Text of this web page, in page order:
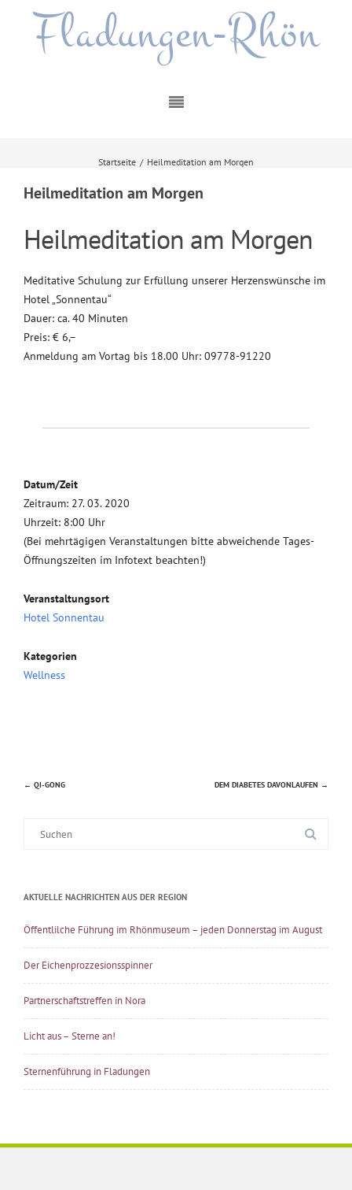
Fladungen-Rhön
Startseite / Heilmeditation am Morgen
Heilmeditation am Morgen
Heilmeditation am Morgen
Meditative Schulung zur Erfüllung unserer Herzenswünsche im
Hotel „Sonnentau“
Dauer: ca. 40 Minuten
Preis: € 6,–
Anmeldung am Vortag bis 18.00 Uhr: 09778-91220
Datum/Zeit
Zeitraum: 27. 03. 2020
Uhrzeit: 8:00 Uhr
(Bei mehrtägigen Veranstaltungen bitte abweichende Tages-
Öffnungszeiten im Infotext beachten!)
Veranstaltungsort
Hotel Sonnentau
Kategorien
Wellness
Beitragsnavigation
← QI-GONG DEM DIABETES DAVONLAUFEN →
AKTUELLE NACHRICHTEN AUS DER REGION
Öffentlilche Führung im Rhönmuseum – jeden Donnerstag im August
Der Eichenprozzesionsspinner
Partnerschaftstreffen in Nora
Licht aus – Sterne an!
Sternenführung in Fladungen